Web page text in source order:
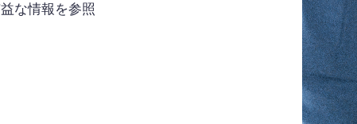
な情報を参照